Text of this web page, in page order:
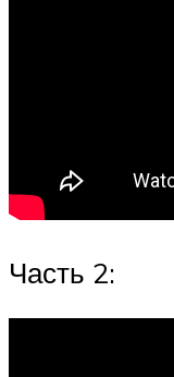
Часть 2: